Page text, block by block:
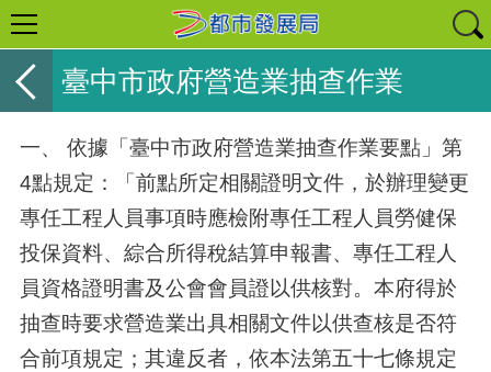
臺中市政府營造業抽查作業
一、 依據「臺中市政府營造業抽查作業要點」第
4點規定：「前點所定相關證明文件，於辦理變更
專任工程人員事項時應檢附專任工程人員勞健保
投保資料、綜合所得稅結算申報書、專任工程人
員資格證明書及公會會員證以供核對。本府得於
抽查時要求營造業出具相關文件以供查核是否符
合前項規定；其違反者，依本法第五十七條規定